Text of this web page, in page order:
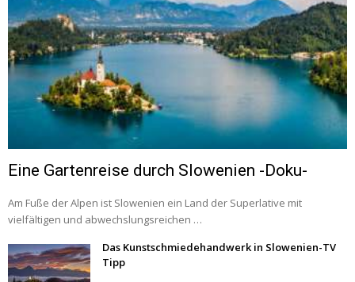
Eine Gartenreise durch Slowenien -Doku-
Am Fuße der Alpen ist Slowenien ein Land der Superlative mit
vielfältigen und abwechslungsreichen …
Das Kunstschmiedehandwerk in Slowenien-TV
Tipp